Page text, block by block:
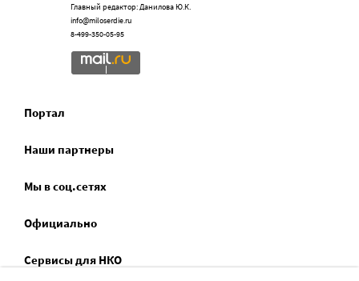
Главный редактор: Данилова Ю.К.
info@miloserdie.ru
8-499-350-05-95
Портал
Наши партнеры
Мы в соц.сетях
Официально
Сервисы для НКО